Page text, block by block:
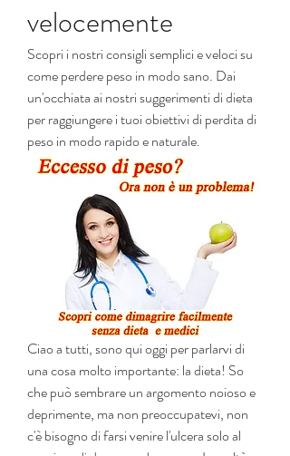
velocemente
Scopri i nostri consigli semplici e veloci su
come perdere peso in modo sano. Dai
un'occhiata ai nostri suggerimenti di dieta
per raggiungere i tuoi obiettivi di perdita di
peso in modo rapido e naturale.
Ciao a tutti, sono qui oggi per parlarvi di
una cosa molto importante: la dieta! So
che può sembrare un argomento noioso e
deprimente, ma non preoccupatevi, non
c'è bisogno di farsi venire l'ulcera solo al